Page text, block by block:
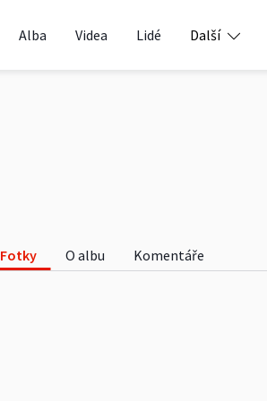
Alba Videa Lidé
Další
Fotky O albu Komentáře